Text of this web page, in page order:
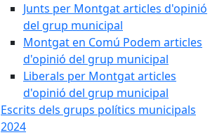
Junts per Montgat articles d'opinió
del grup municipal
Montgat en Comú Podem articles
d'opinió del grup municipal
Liberals per Montgat articles
d'opinió del grup municipal
Escrits dels grups polítics municipals
2024